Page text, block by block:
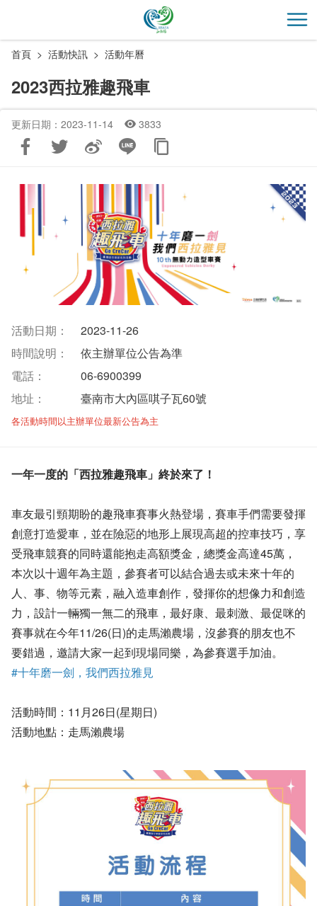
主
區
開
首頁 活動快訊 活動年曆
2023西拉雅趣飛車
更新日期：2023-11-14 3833
活動日期：
2023-11-26
時間說明：
依主辦單位公告為準
電話：
06-6900399
地址：
臺南市大內區唭子瓦60號
各活動時間以主辦單位最新公告為主
一年一度的「西拉雅趣飛車」終於來了！
車友最引頸期盼的趣飛車賽事火熱登場，賽車手們需要發揮
創意打造愛車，並在險惡的地形上展現高超的控車技巧，享
受飛車競賽的同時還能抱走高額獎金，總獎金高達45萬，
本次以十週年為主題，參賽者可以結合過去或未來十年的
人、事、物等元素，融入造車創作，發揮你的想像力和創造
力，設計一輛獨一無二的飛車，最好康、最刺激、最促咪的
賽事就在今年11/26(日)的走馬瀨農場，沒參賽的朋友也不
要錯過，邀請大家一起到現場同樂，為參賽選手加油。
#十年磨一劍，我們西拉雅見
活動時間：11月26日(星期日)
活動地點：走馬瀨農場